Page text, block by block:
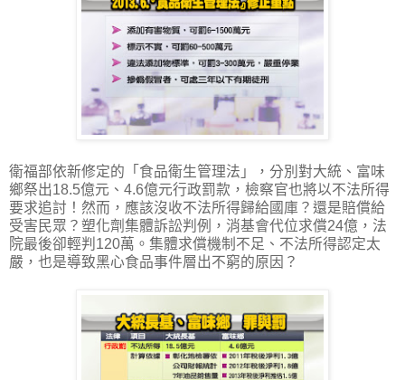
衛福部依新修定的「食品衛生管理法」，分別對大統、富味
鄉祭出18.5億元、4.6億元行政罰款，檢察官也將以不法所得
要求追討！然而，應該沒收不法所得歸給國庫？還是賠償給
受害民眾？塑化劑集體訴訟判例，消基會代位求償24億，法
院最後卻輕判120萬。集體求償機制不足、不法所得認定太
嚴，也是導致黑心食品事件層出不窮的原因？